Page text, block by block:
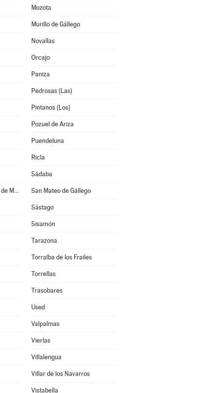
Mozota
Murillo de Gállego
Novallas
Orcajo
Paniza
Pedrosas (Las)
Pintanos (Los)
Pozuel de Ariza
Puendeluna
Ricla
Sádaba
San Martín de la Virgen de Moncayo San Mateo de Gállego
Sástago
Sisamón
Tarazona
Torralba de los Frailes
Torrellas
Trasobares
Used
Valpalmas
Vierlas
Villalengua
Villar de los Navarros
Vistabella